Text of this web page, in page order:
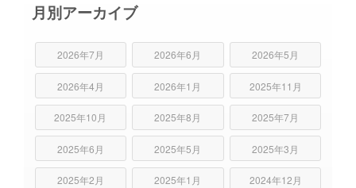
月別アーカイブ
2026年7月 2026年6月 2026年5月
2026年4月 2026年1月 2025年11月
2025年10月 2025年8月 2025年7月
2025年6月 2025年5月 2025年3月
2025年2月 2025年1月 2024年12月